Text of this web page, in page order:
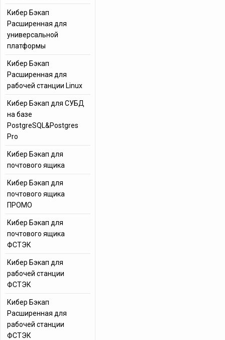
Кибер Бэкап
Расширенная для
универсальной
платформы
Кибер Бэкап
Расширенная для
рабочей станции Linux
Кибер Бэкап для СУБД
на базе
PostgreSQL&Postgres
Pro
Кибер Бэкап для
почтового ящика
Кибер Бэкап для
почтового ящика
ПРОМО
Кибер Бэкап для
почтового ящика
ФСТЭК
Кибер Бэкап для
рабочей станции
ФСТЭК
Кибер Бэкап
Расширенная для
рабочей станции
ФСТЭК